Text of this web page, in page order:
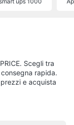
Scegli tra
rapida.
e acquista